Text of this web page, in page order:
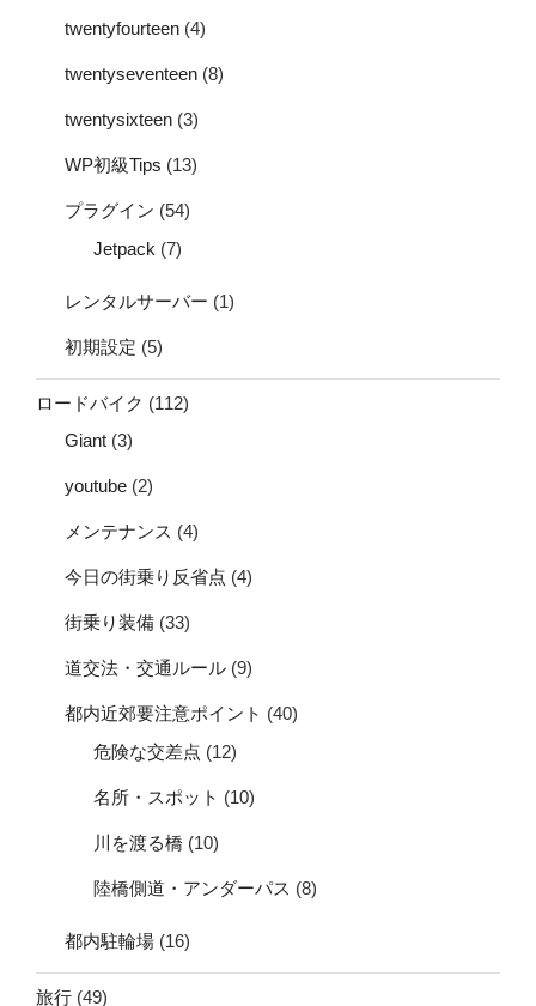
twentyfourteen (4)
twentyseventeen (8)
twentysixteen (3)
WP初級Tips (13)
プラグイン (54)
Jetpack (7)
レンタルサーバー (1)
初期設定 (5)
ロードバイク (112)
Giant (3)
youtube (2)
メンテナンス (4)
今日の街乗り反省点 (4)
街乗り装備 (33)
道交法・交通ルール (9)
都内近郊要注意ポイント (40)
危険な交差点 (12)
名所・スポット (10)
川を渡る橋 (10)
陸橋側道・アンダーパス (8)
都内駐輪場 (16)
旅行 (49)